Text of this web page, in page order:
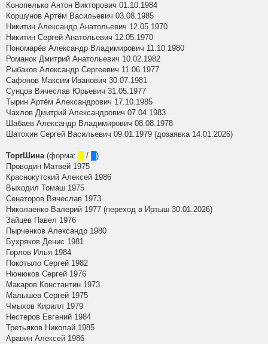
Конопелько Антон Викторович 01.10.1984
Коршунов Артём Васильевич 03.08.1985
Никитин Александр Анатольевич 12.05.1970
Никитин Сергей Анатольевич 12.05.1970
Пономарёв Александр Владимирович 11.10.1980
Романок Дмитрий Анатольевич 10.02.1982
Рыбаков Александр Сергеевич 11.06.1977
Сафонов Максим Иванович 30.07.1981
Сунцов Вячеслав Юрьевич 31.05.1977
Тырин Артём Александрович 17.10.1985
Чахлов Дмитрий Александрович 07.04.1983
Шабаев Александр Владимирович 08.08.1978
Шатохин Сергей Васильевич 09.01.1979 (дозаявка 14.01.2026)
ТоргШина(форма: /
)
Проводин Матвей 1975
Краснокутский Алексей 1986
Выходил Томаш 1975
Сенаторов Вячеслав 1973
Николаенко Валерий 1977 (переход в Иртыш 30.01.2026)
Зайцев Павел 1976
Пырченков Александр 1980
Бухряков Денис 1981
Горлов Илья 1984
Покотыло Сергей 1982
Нюнюков Сергей 1976
Макаров Константин 1973
Малышев Сергей 1975
Чмыхов Кирилл 1979
Нестеров Евгений 1984
Третьяков Николай 1985
Аравин Алексей 1986